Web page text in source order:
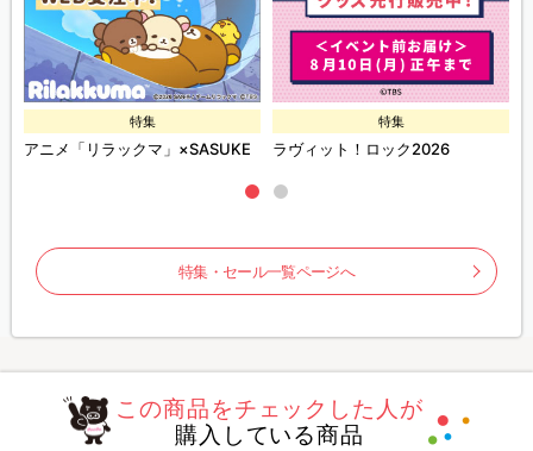
特集
アニメ「リラックマ」×SASUKE
特集
ラヴィット！ロック2026
特集・セール一覧ページへ
この商品をチェックした人が
購入している商品